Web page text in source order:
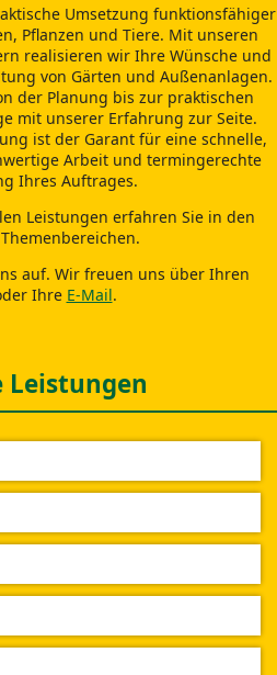
Umsetzung funktionsfähiger
Pflanzen und Tiere. Mit unseren
realisieren wir Ihre Wünsche und
von Gärten und Außenanlagen.
der Planung bis zur praktischen
mit unserer Erfahrung zur Seite.
ist der Garant für eine schnelle,
Arbeit und termingerechte
Ihres Auftrages.
Leistungen erfahren Sie in den
auf. Wir freuen uns über Ihren
Ihre E-Mail.
Leistungen